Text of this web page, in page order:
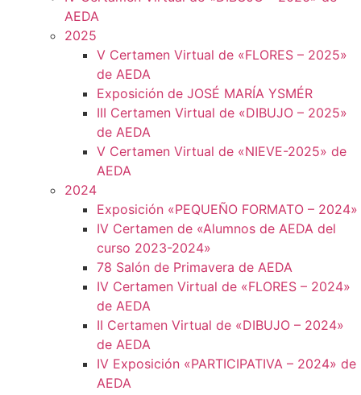
AEDA
2025
V Certamen Virtual de «FLORES – 2025»
de AEDA
Exposición de JOSÉ MARÍA YSMÉR
III Certamen Virtual de «DIBUJO – 2025»
de AEDA
V Certamen Virtual de «NIEVE-2025» de
AEDA
2024
Exposición «PEQUEÑO FORMATO – 2024»
IV Certamen de «Alumnos de AEDA del
curso 2023-2024»
78 Salón de Primavera de AEDA
IV Certamen Virtual de «FLORES – 2024»
de AEDA
II Certamen Virtual de «DIBUJO – 2024»
de AEDA
IV Exposición «PARTICIPATIVA – 2024» de
AEDA